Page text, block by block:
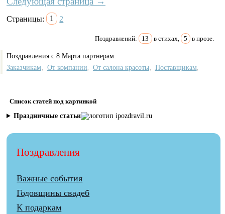
Страницы: 1 2
Поздравлений: 13 в стихах, 5 в прозе.
Поздравления с 8 Марта партнерам:
Заказчикам
От компании От салона красоты Поставщикам
Список статей под картинкой
Праздничные статьи
Поздравления
Важные события
Годовщины свадеб
К подаркам